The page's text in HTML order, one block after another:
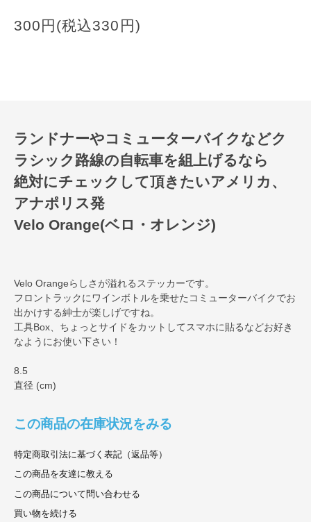
300円(税込330円)
ランドナーやコミューターバイクなどク
ラシック路線の自転車を組上げるなら
絶対にチェックして頂きたいアメリカ、
アナポリス発
Velo Orange(ベロ・オレンジ)
Velo Orangeらしさが溢れるステッカーです。
フロントラックにワインボトルを乗せたコミューターバイクでお
出かけする紳士が楽しげですね。
工具Box、ちょっとサイドをカットしてスマホに貼るなどお好き
なようにお使い下さい！
8.5
直径 (cm)
この商品の在庫状況をみる
特定商取引法に基づく表記（返品等）
この商品を友達に教える
この商品について問い合わせる
買い物を続ける